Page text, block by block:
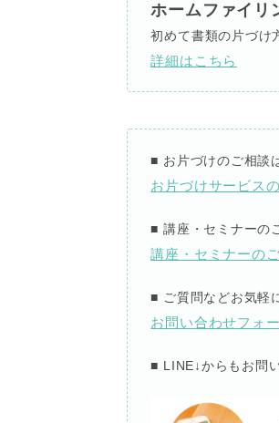
ホームファイリ
初めて書類の片づけ
詳細はこちら
■ お片づけのご相談
お片づけサービス
■講座・セミナーの
講座・セミナーの
■ ご質問などお気軽
お問い合わせフォ
■ LINE↓からもお問